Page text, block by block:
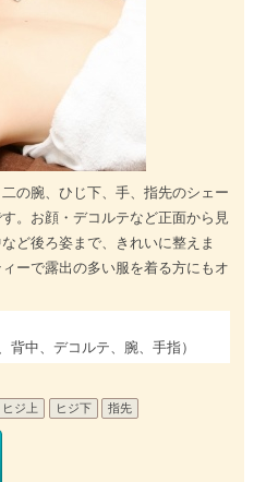
の腕、ひじ下、手、指先のシェー
。お顔・デコルテなど正面から見
ど後ろ姿まで、きれいに整えま
ーで露出の多い服を着る方にもオ
背中、デコルテ、腕、手指）
ヒジ上 ヒジ下 指先